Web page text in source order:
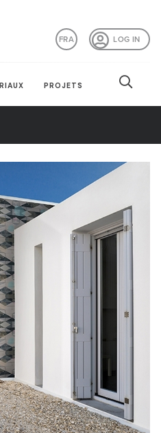
LOG IN
FRA
PROJETS